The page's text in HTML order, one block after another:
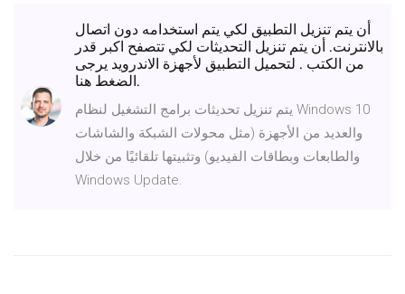
أن يتم تنزيل التطبيق لكي يتم استخدامه دون اتصال
بالانترنت. أن يتم تنزيل التحديثات لكي تتصفح اكبر قدر
من الكتب . لتحميل التطبيق لأجهزة الاندرويد يرجى
الضغط هنا.
يتم تنزيل تحديثات برامج التشغيل لنظام Windows 10
والعديد من الأجهزة (مثل محولات الشبكة والشاشات
والطابعات وبطاقات الفيديو) وتثبيتها تلقائيًا من خلال
Windows Update.